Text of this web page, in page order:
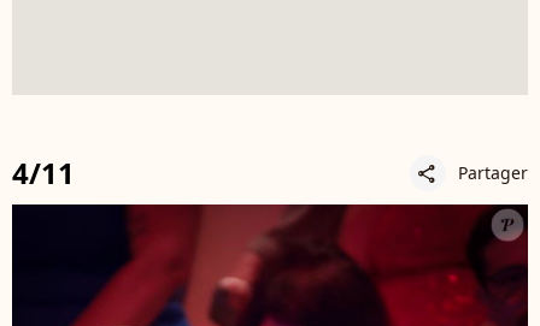
4/11 share Partager